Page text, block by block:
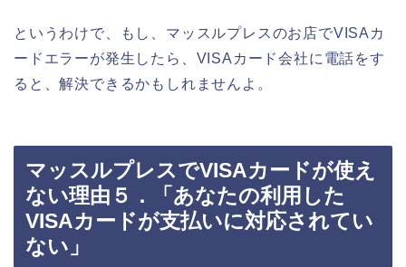
というわけで、もし、マッスルプレスのお店でVISAカ
ードエラーが発生したら、VISAカード会社に電話をす
ると、解決できるかもしれませんよ。
マッスルプレスでVISAカードが使え
ない理由５．「あなたの利用した
VISAカードが支払いに対応されてい
ない」